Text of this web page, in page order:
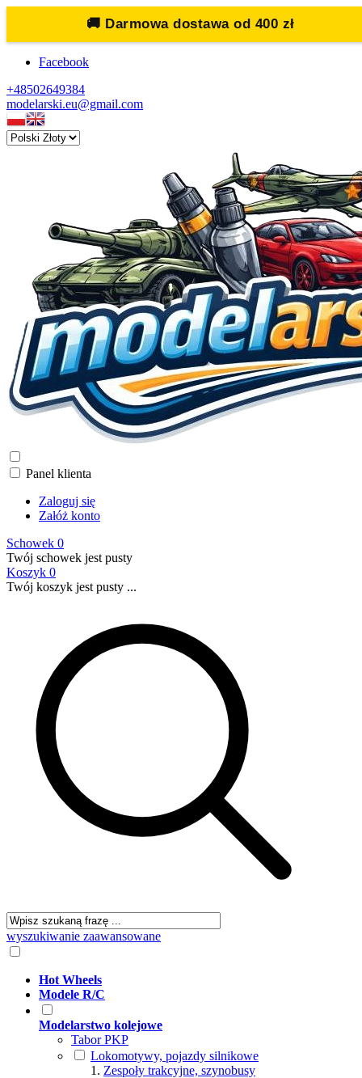
🚚 Darmowa dostawa od 400 zł
Facebook
+48502649384
modelarski.eu@gmail.com
Panel klienta
Zaloguj się
Załóż konto
Schowek 0
Twój schowek jest pusty
Koszyk 0
Twój koszyk jest pusty ...
wyszukiwanie zaawansowane
Hot Wheels
Modele R/C
Modelarstwo kolejowe
Tabor PKP
Lokomotywy, pojazdy silnikowe
Zespoły trakcyjne, szynobusy